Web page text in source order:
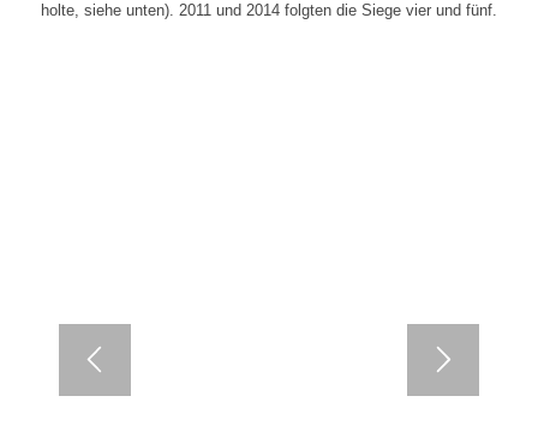
holte, siehe unten). 2011 und 2014 folgten die Siege vier und fünf.